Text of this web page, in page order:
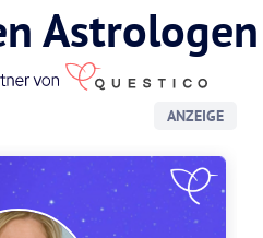
Astrologen
ANZEIGE